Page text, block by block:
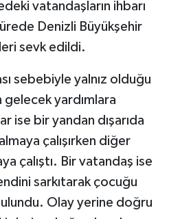
vatandaşların ihbarı
Denizli Büyükşehir
sevk edildi.
sebebiyle yalnız olduğu
gelecek yardımlara
ise bir yandan dışarıda
çalışırken diğer
çalıştı. Bir vatandaş ise
sarkıtarak çocuğu
Olay yerine doğru